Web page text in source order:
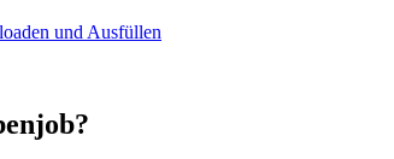
und Ausfüllen